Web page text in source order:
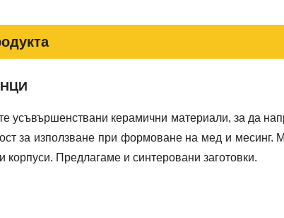
усъвършенствани керамични материали, за да
за използване при формоване на мед и месинг.
корпуси. Предлагаме и синтеровани заготовки.